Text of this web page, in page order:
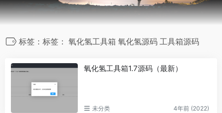
标签：标签： 氧化氢工具箱 氧化氢源码 工具箱源码
氧化氢工具箱1.7源码（最新）
未分类 4年前 (2022)